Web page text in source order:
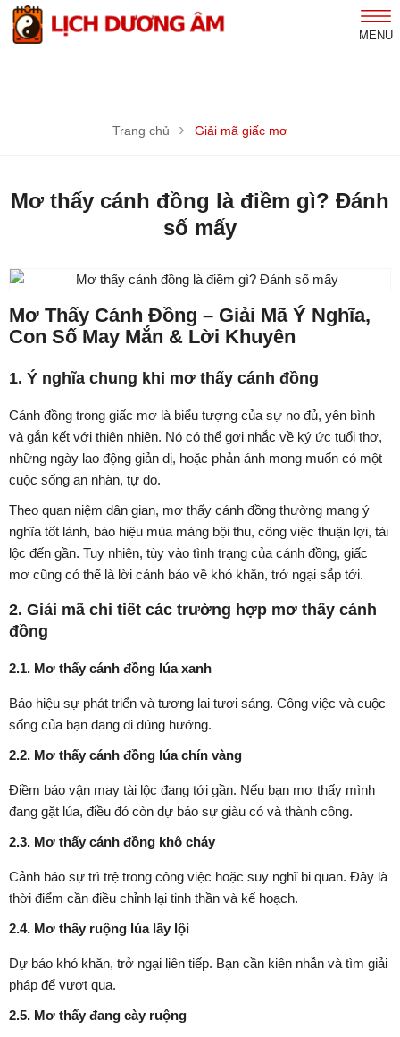
MENU
Trang chủ Giải mã giấc mơ
Mơ thấy cánh đồng là điềm gì? Đánh
số mấy
Mơ Thấy Cánh Đồng – Giải Mã Ý Nghĩa,
Con Số May Mắn & Lời Khuyên
1. Ý nghĩa chung khi mơ thấy cánh đồng
Cánh đồng trong giấc mơ là biểu tượng của sự no đủ, yên bình
và gắn kết với thiên nhiên. Nó có thể gợi nhắc về ký ức tuổi thơ,
những ngày lao động giản dị, hoặc phản ánh mong muốn có một
cuộc sống an nhàn, tự do.
Theo quan niệm dân gian, mơ thấy cánh đồng thường mang ý
nghĩa tốt lành, báo hiệu mùa màng bội thu, công việc thuận lợi, tài
lộc đến gần. Tuy nhiên, tùy vào tình trạng của cánh đồng, giấc
mơ cũng có thể là lời cảnh báo về khó khăn, trở ngại sắp tới.
2. Giải mã chi tiết các trường hợp mơ thấy cánh
đồng
2.1. Mơ thấy cánh đồng lúa xanh
Báo hiệu sự phát triển và tương lai tươi sáng. Công việc và cuộc
sống của bạn đang đi đúng hướng.
2.2. Mơ thấy cánh đồng lúa chín vàng
Điềm báo vận may tài lộc đang tới gần. Nếu bạn mơ thấy mình
đang gặt lúa, điều đó còn dự báo sự giàu có và thành công.
2.3. Mơ thấy cánh đồng khô cháy
Cảnh báo sự trì trệ trong công việc hoặc suy nghĩ bi quan. Đây là
thời điểm cần điều chỉnh lại tinh thần và kế hoạch.
2.4. Mơ thấy ruộng lúa lầy lội
Dự báo khó khăn, trở ngại liên tiếp. Bạn cần kiên nhẫn và tìm giải
pháp để vượt qua.
2.5. Mơ thấy đang cày ruộng